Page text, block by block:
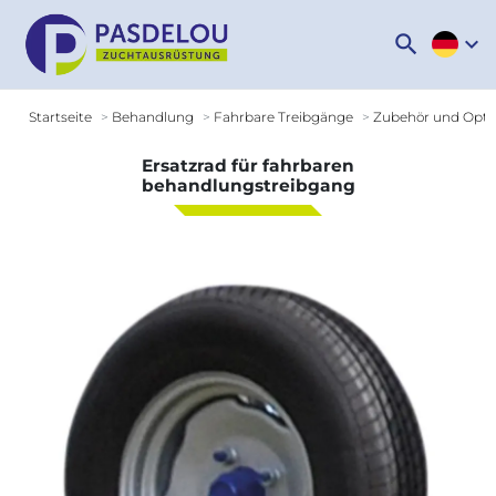
search expand_more
Startseite Behandlung Fahrbare Treibgänge Zubehör und
Ersatzrad für fahrbaren
behandlungstreibgang